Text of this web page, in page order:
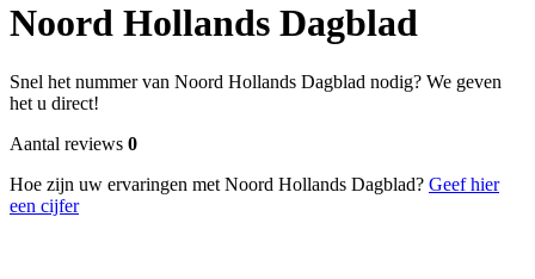
Noord Hollands Dagblad
Snel het nummer van Noord Hollands Dagblad nodig? We geven
het u direct!
Aantal reviews 0
Hoe zijn uw ervaringen met Noord Hollands Dagblad? Geef hier
een cijfer